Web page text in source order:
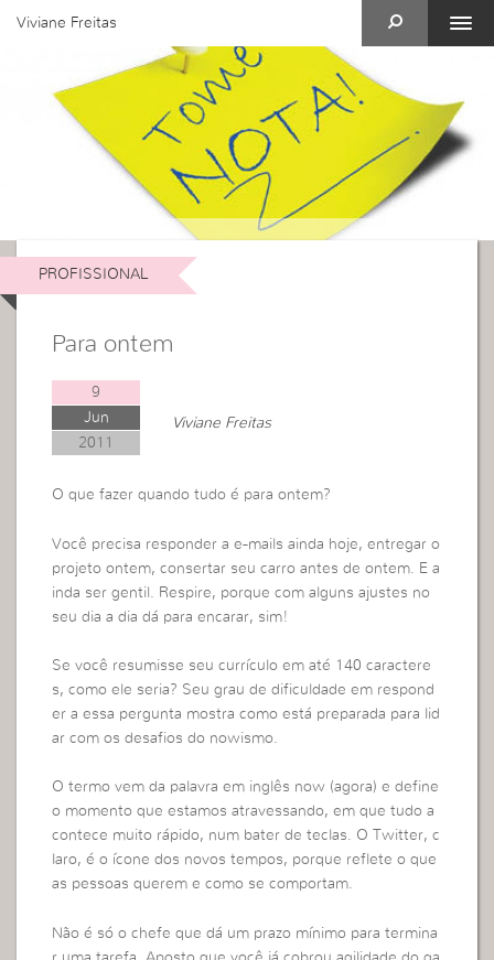
Viviane Freitas
PROFISSIONAL
Para ontem
9
Jun
2011
Viviane Freitas
O que fazer quando tudo é para ontem?
Você precisa responder a e-mails ainda hoje, entregar o
projeto ontem, consertar seu carro antes de ontem. E a
inda ser gentil. Respire, porque com alguns ajustes no
seu dia a dia dá para encarar, sim!
Se você resumisse seu currículo em até 140 caractere
s, como ele seria? Seu grau de dificuldade em respond
er a essa pergunta mostra como está preparada para lid
ar com os desafios do nowismo.
O termo vem da palavra em inglês now (agora) e define
o momento que estamos atravessando, em que tudo a
contece muito rápido, num bater de teclas. O Twitter, c
laro, é o ícone dos novos tempos, porque reflete o que
as pessoas querem e como se comportam.
Não é só o chefe que dá um prazo mínimo para termina